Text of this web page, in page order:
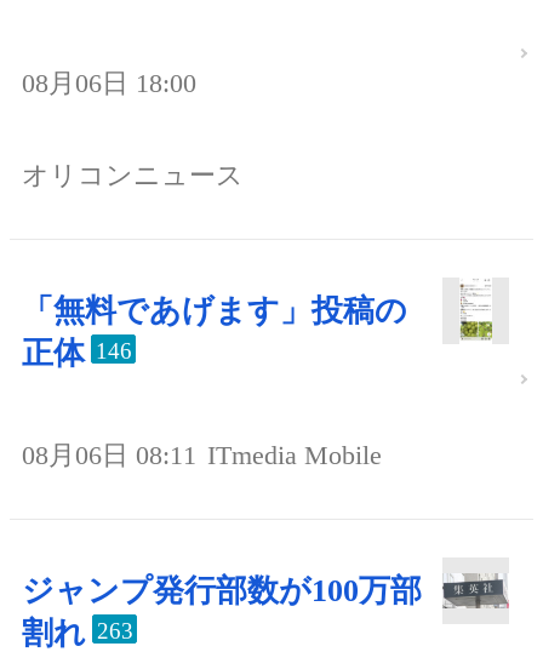
08月06日 18:00
オリコンニュース
「無料であげます」投稿の
正体 146
08月06日 08:11 ITmedia Mobile
ジャンプ発行部数が100万部
割れ 263